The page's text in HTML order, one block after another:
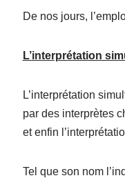
De nos jours,
L’interprétation
L’interprétation
par des interprètes
et enfin
Tel que son nom